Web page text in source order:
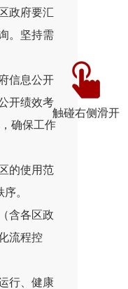
触碰右侧滑开
政府要汇
。坚持需
信息公开
开绩效考
确保工作
的使用范
。
（含各区政
流程控
行、健康